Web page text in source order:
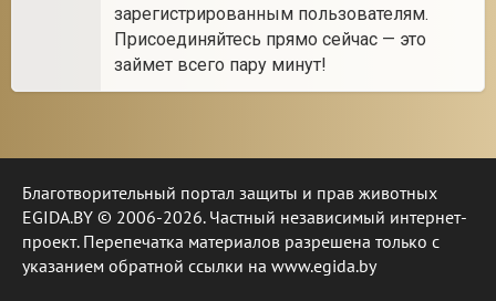
зарегистрированным пользователям.
Присоединяйтесь прямо сейчас — это
займет всего пару минут!
Благотворительный портал защиты и прав животных
EGIDA.BY © 2006-2026. Частный независимый интернет-
проект. Перепечатка материалов разрешена только с
указанием обратной ссылки на www.egida.by